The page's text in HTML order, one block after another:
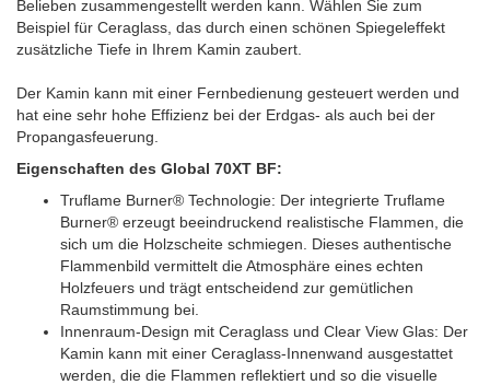
Belieben zusammengestellt werden kann. Wählen Sie zum
Beispiel für Ceraglass, das durch einen schönen Spiegeleffekt
zusätzliche Tiefe in Ihrem Kamin zaubert.
Der Kamin kann mit einer Fernbedienung gesteuert werden und
hat eine sehr hohe Effizienz bei der Erdgas- als auch bei der
Propangasfeuerung.
Eigenschaften des Global 70XT BF:
Truflame Burner® Technologie: Der integrierte Truflame
Burner® erzeugt beeindruckend realistische Flammen, die
sich um die Holzscheite schmiegen. Dieses authentische
Flammenbild vermittelt die Atmosphäre eines echten
Holzfeuers und trägt entscheidend zur gemütlichen
Raumstimmung bei.
Innenraum-Design mit Ceraglass und Clear View Glas: Der
Kamin kann mit einer Ceraglass-Innenwand ausgestattet
werden, die die Flammen reflektiert und so die visuelle